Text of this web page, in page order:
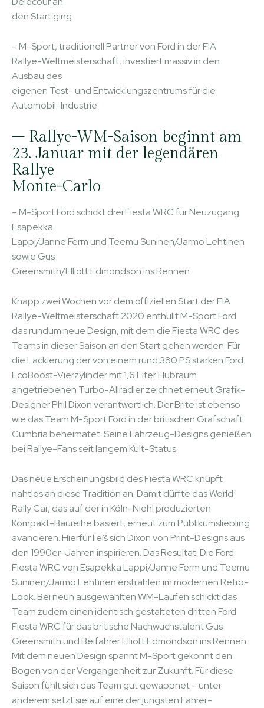
den Start ging
– M-Sport, traditionell Partner von Ford in der FIA
Rallye-Weltmeisterschaft, investiert massiv in den
Ausbau des
eigenen Test- und Entwicklungszentrums für die
Automobil-Industrie
– Rallye-WM-Saison beginnt am
23. Januar mit der legendären
Rallye
Monte-Carlo
– M-Sport Ford schickt drei Fiesta WRC für Neuzugang
Esapekka
Lappi/Janne Ferm und Teemu Suninen/Jarmo Lehtinen
sowie Gus
Greensmith/Elliott Edmondson ins Rennen
Knapp zwei Wochen vor dem offiziellen Start der FIA
Rallye-Weltmeisterschaft 2020 enthüllt M-Sport Ford
das rundum neue Design, mit dem die Fiesta WRC des
Teams in dieser Saison an den Start gehen werden. Für
die Lackierung der von einem rund 380 PS starken Ford
EcoBoost-Vierzylinder mit 1,6 Liter Hubraum
angetriebenen Turbo-Allradler zeichnet erneut Grafik-
Designer Phil Dixon verantwortlich. Der Brite ist ebenso
wie das Team M-Sport Ford in der britischen Grafschaft
Cumbria beheimatet. Seine Fahrzeug-Designs genießen
bei Rallye-Fans seit langem Kult-Status.
Das neue Erscheinungsbild des Fiesta WRC knüpft
nahtlos an diese Tradition an. Damit dürfte das World
Rally Car, das auf der in Köln-Niehl produzierten
Kompakt-Baureihe basiert, erneut zum Publikumsliebling
avancieren. Hierfür ließ sich Dixon von Print-Designs aus
den 1990er-Jahren inspirieren. Das Resultat: Die Ford
Fiesta WRC von Esapekka Lappi/Janne Ferm und Teemu
Suninen/Jarmo Lehtinen erstrahlen im modernen Retro-
Look. Bei neun ausgewählten WM-Läufen schickt das
Team zudem einen identisch gestalteten dritten Ford
Fiesta WRC für das britische Nachwuchstalent Gus
Greensmith und Beifahrer Elliott Edmondson ins Rennen.
Mit dem neuen Design spannt M-Sport gekonnt den
Bogen von der Vergangenheit zur Zukunft. Für diese
Saison fühlt sich das Team gut gewappnet – unter
anderem setzt sie auf eine der jüngsten Fahrer-